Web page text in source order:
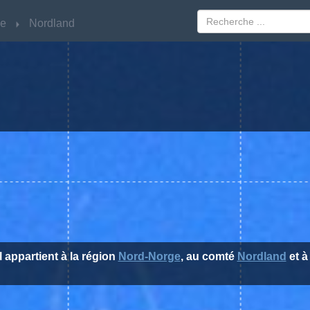
Nordland
appartient à la région Nord-Norge, au comté Nordland et
Nordland